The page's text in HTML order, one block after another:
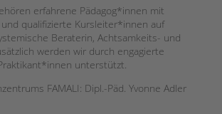
erfahrene Pädagog*innen mit
qualifizier­te Kursleiter*innen auf
Beraterin, Achtsamkeits- und
werden wir durch engagierte
unterstützt.
FAMALI: Dipl.-Päd. Yvonne Adler